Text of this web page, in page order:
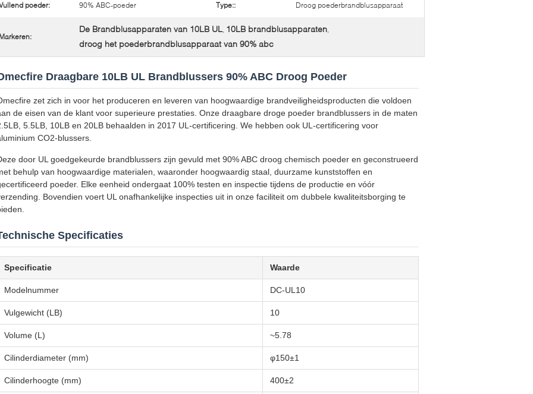
poeder: 90% ABC-poeder Type:: Droog poederbrandblusapparaat
De Brandblusapparaten van 10LB UL, 10LB brandblusapparaten,
droog het poederbrandblusapparaat van 90% abc
Draagbare 10LB UL Brandblussers 90% ABC Droog Poeder
zet zich in voor het produceren en leveren van hoogwaardige brandveiligheidsproducten die voldoen
de eisen van de klant voor superieure prestaties. Onze draagbare droge poeder brandblussers in de maten
5.5LB, 10LB en 20LB behaalden in 2017 UL-certificering. We hebben ook UL-certificering voor
CO2-blussers.
door UL goedgekeurde brandblussers zijn gevuld met 90% ABC droog chemisch poeder en geconstrueerd
behulp van hoogwaardige materialen, waaronder hoogwaardig staal, duurzame kunststoffen en
poeder. Elke eenheid ondergaat 100% testen en inspectie tijdens de productie en vóór
Bovendien voert UL onafhankelijke inspecties uit in onze faciliteit om dubbele kwaliteitsborging te
Specificaties
Specificatie Waarde
Modelnummer DC-UL10
Vulgewicht (LB) 10
Volume (L) ~5.78
Cilinderdiameter (mm) φ150±1
Cilinderhoogte (mm) 400±2